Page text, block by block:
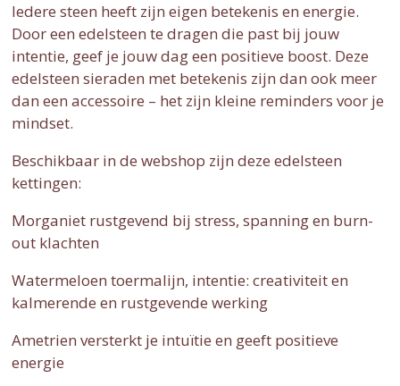
Iedere steen heeft zijn eigen betekenis en energie.
Door een edelsteen te dragen die past bij jouw
intentie, geef je jouw dag een positieve boost. Deze
edelsteen sieraden met betekenis zijn dan ook meer
dan een accessoire – het zijn kleine reminders voor je
mindset.
Beschikbaar in de webshop zijn deze edelsteen
kettingen:
Morganiet rustgevend bij stress, spanning en burn-
out klachten
Watermeloen toermalijn, intentie: creativiteit en
kalmerende en rustgevende werking
Ametrien versterkt je intuïtie en geeft positieve
energie